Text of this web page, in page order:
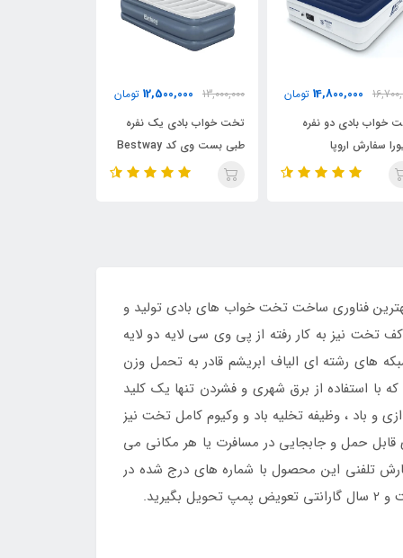
13,000,000
12,500,000
تومان
تخت خواب بادی یک نفره
طبی بست وی کد Bestway
6713G
18,000,000
17,500,000
تخت خواب بادی دو نفره
ارتفاع بلند بست وی کد
bestWay 67614
بادی تولید شده در شرکت اینتکس می باشد که در سال 2016 میلادی با بهترین فناوری ساخت تخت خواب های بادی تولید و
نیز به کار رفته از پی وی سی لایه دو لایه
های رشته ای الیاف ابریشم قادر به تحمل وزن
که با استفاده از برق شهری و فشردن تنها یک کلید
انجام خواهد گرفت و علاوه بر راه اندازی و باد ، وظیفه تخلیه باد و وکیوم کامل تخت نیز
حمل و جابجایی در مسافرت یا هر مکانی می
تلفنی این محصول با شماره های درج شده در